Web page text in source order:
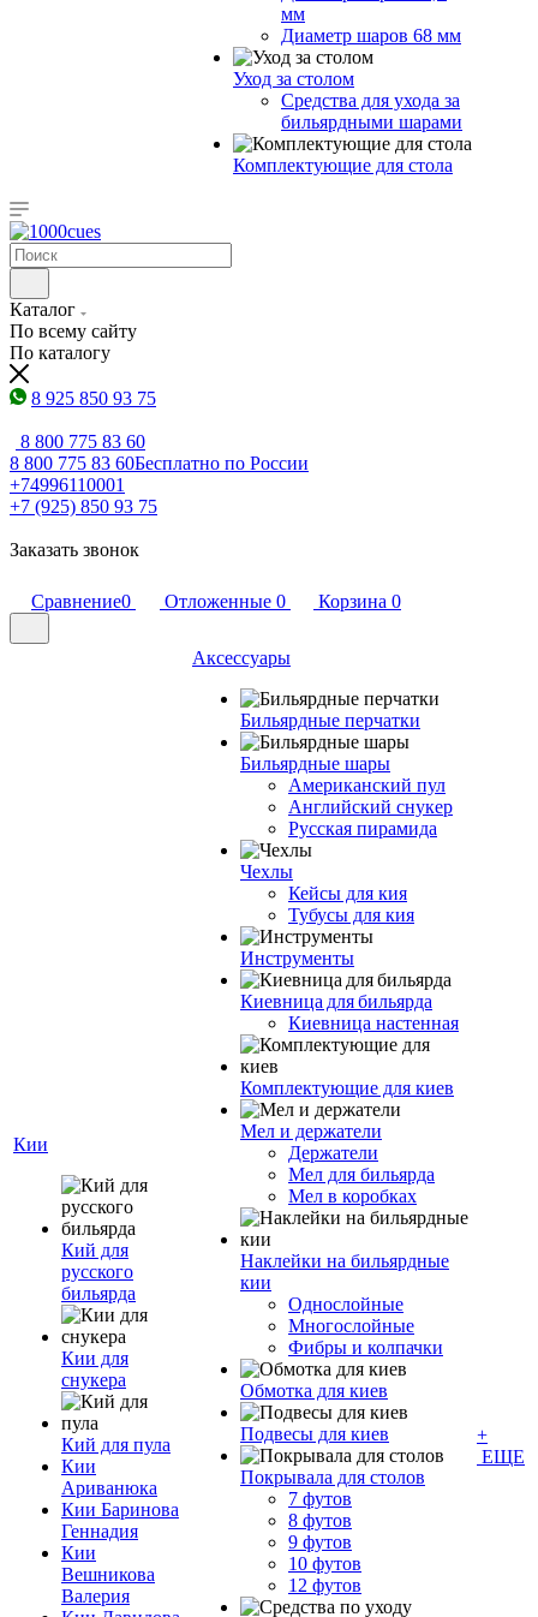
мм
Диаметр шаров 68 мм
Уход за столом
Средства для ухода за
бильярдными шарами
Комплектующие для стола
Каталог
По всему сайту
По каталогу
8 925 850 93 75
8 800 775 83 60
8 800 775 83 60Бесплатно по России
+74996110001
+7 (925) 850 93 75
Заказать звонок
Сравнение0 Отложенные 0 Корзина 0
Кии
Кий для
русского
бильярда
Кии для
снукера
Кий для пула
Кии
Ариванюка
Кии Баринова
Геннадия
Кии
Вешникова
Валерия
Аксессуары
Бильярдные перчатки
Бильярдные шары
Американский пул
Английский снукер
Русская пирамида
Чехлы
Кейсы для кия
Тубусы для кия
Инструменты
Киевница для бильярда
Киевница настенная
Комплектующие для киев
Мел и держатели
Держатели
Мел для бильярда
Мел в коробках
Наклейки на бильярдные
кии
Однослойные
Многослойные
Фибры и колпачки
Обмотка для киев
Подвесы для киев
Покрывала для столов
7 футов
8 футов
9 футов
10 футов
12 футов
+
ЕЩЕ